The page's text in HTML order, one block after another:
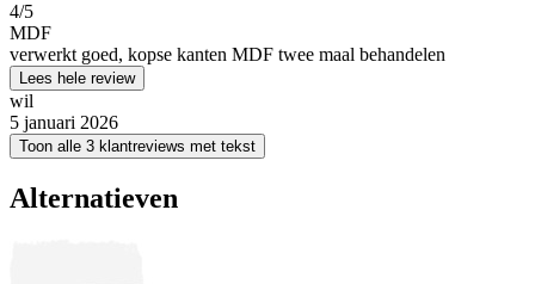
4/5
MDF
verwerkt goed, kopse kanten MDF twee maal behandelen
Lees hele review
wil
5 januari 2026
Toon alle 3 klantreviews met tekst
Alternatieven